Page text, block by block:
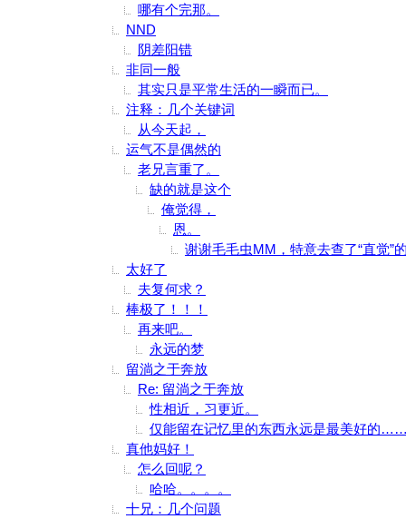
哪有个完那。
NND
阴差阳错
非同一般
其实只是平常生活的一瞬而已。
注释：几个关键词
从今天起，
运气不是偶然的
老兄言重了。
缺的就是这个
俺觉得，
恩。
谢谢毛毛虫MM，特意去查了“直觉”
太好了
夫复何求？
棒极了！！！
再来吧。
永远的梦
留淌之于奔放
Re: 留淌之于奔放
性相近，习更近。
仅能留在记忆里的东西永远是最美好的
真他妈好！
怎么回呢？
哈哈。。。。
十兄：几个问题